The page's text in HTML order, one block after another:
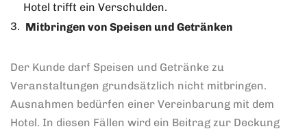
Hotel trifft ein Verschulden.
Mitbringen von Speisen und Getränken
Der Kunde darf Speisen und Getränke zu
Veranstaltungen grundsätzlich nicht mitbringen.
Ausnahmen bedürfen einer Vereinbarung mit dem
Hotel. In diesen Fällen wird ein Beitrag zur Deckung